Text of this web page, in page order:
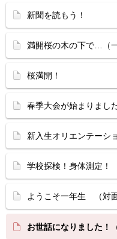
新聞を読もう！
満開桜の木の下で…（一
桜満開！
春季大会が始まりまし
新入生オリエンテーシ
学校探検！身体測定！
ようこそ一年生 （対面
お世話になりました！